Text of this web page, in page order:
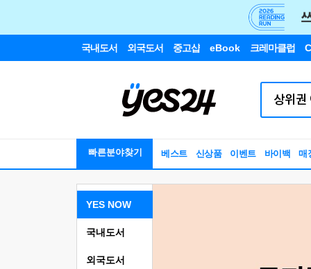
국내도서 외국도서 중고샵 eBook 크레마클럽
빠른분야찾기 베스트 신상품 이벤트 바이백 매
YES NOW
국내도서
외국도서